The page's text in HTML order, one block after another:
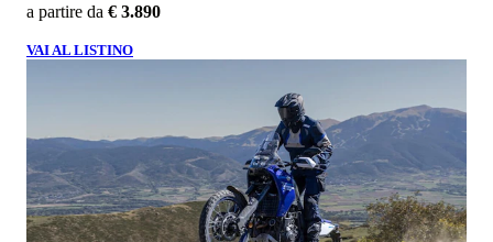
a partire da € 3.890
VAI AL LISTINO